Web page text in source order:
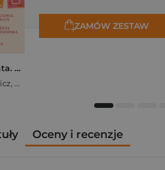
Osiem tygodni lata. Opowiadania na wakacje
, Marta Bijan
ZAMÓW ZESTAW
Oceny i recenzje